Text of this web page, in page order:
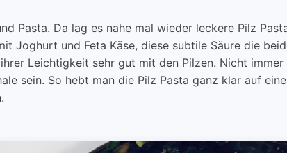
Pasta. Da lag es nahe mal wieder leckere Pilz
Joghurt und Feta Käse, diese subtile Säure die
Leichtigkeit sehr gut mit den Pilzen. Nicht
sein. So hebt man die Pilz Pasta ganz klar auf